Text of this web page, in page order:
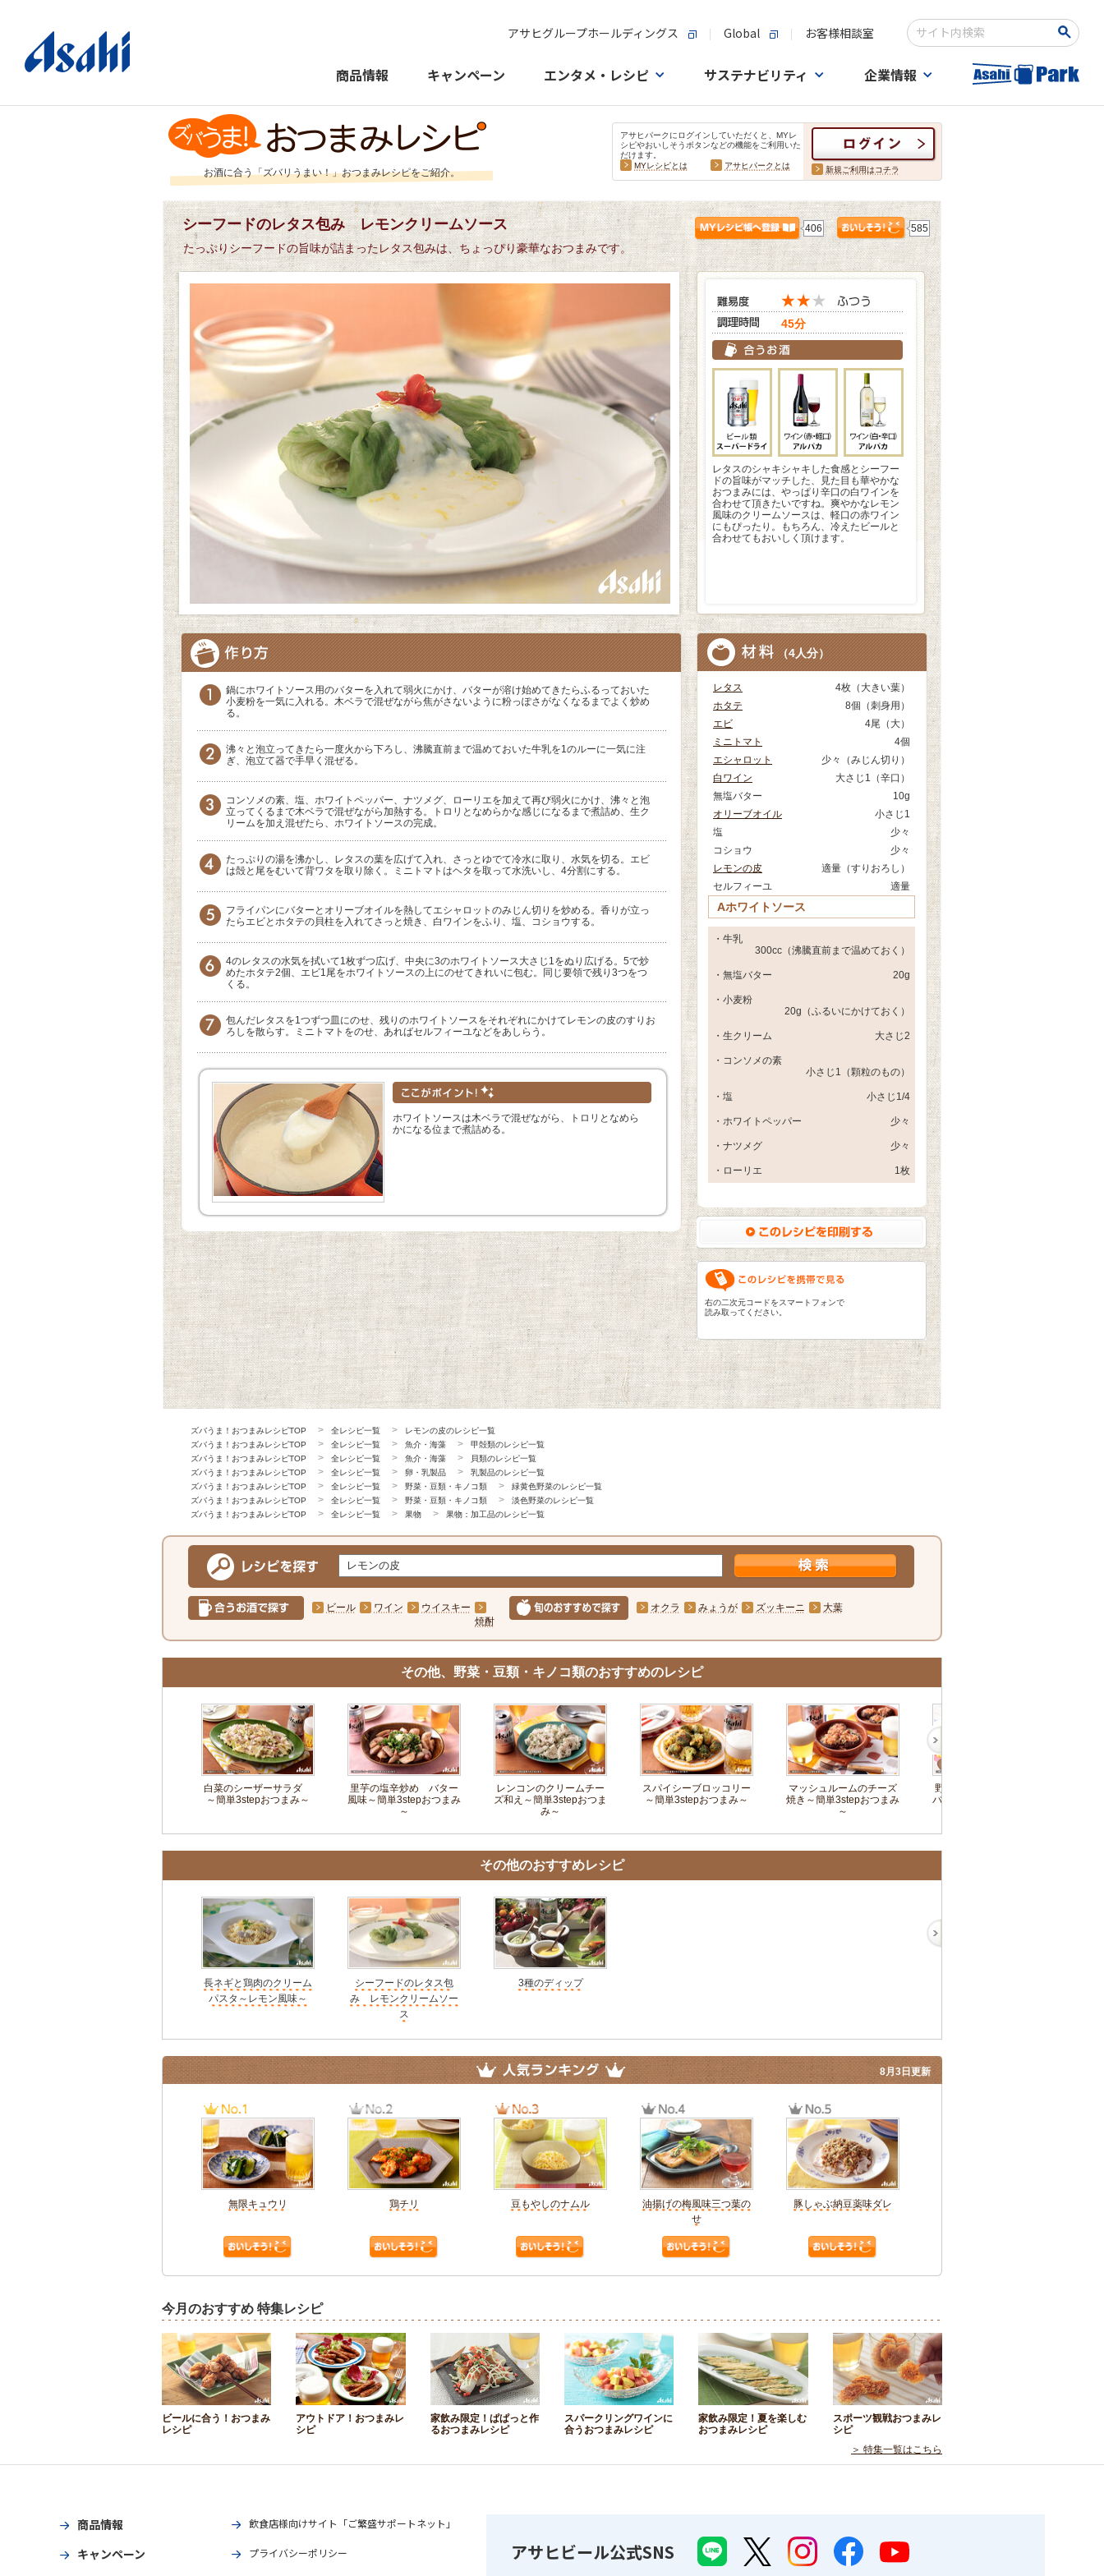
アサヒグループホールディングス Global お客様相談室
検索キーワード入力
商品情報 キャンペーン エンタメ・レシピ サステナビリティ 企業情報
お酒に合う「ズバリうまい！」おつまみレシピをご紹介。
アサヒパークにログインしていただくと、MYレ
シピやおいしそうボタンなどの機能をご利用いた
だけます。
MYレシピとは
アサヒパークとは 新規ご利用はコチラ
シーフードのレタス包み レモンクリームソース 406 585
たっぷりシーフードの旨味が詰まったレタス包みは、ちょっぴり豪華なおつまみです。
45分
レタスのシャキシャキした食感とシーフー
ドの旨味がマッチした、見た目も華やかな
おつまみには、やっぱり辛口の白ワインを
合わせて頂きたいですね。爽やかなレモン
風味のクリームソースは、軽口の赤ワイン
にもぴったり。もちろん、冷えたビールと
合わせてもおいしく頂けます。
鍋にホワイトソース用のバターを入れて弱火にかけ、バターが溶け始めてきたらふるっておいた
小麦粉を一気に入れる。木ベラで混ぜながら焦がさないように粉っぽさがなくなるまでよく炒め
る。
沸々と泡立ってきたら一度火から下ろし、沸騰直前まで温めておいた牛乳を1のルーに一気に注
ぎ、泡立て器で手早く混ぜる。
コンソメの素、塩、ホワイトペッパー、ナツメグ、ローリエを加えて再び弱火にかけ、沸々と泡
立ってくるまで木ベラで混ぜながら加熱する。トロリとなめらかな感じになるまで煮詰め、生ク
リームを加え混ぜたら、ホワイトソースの完成。
たっぷりの湯を沸かし、レタスの葉を広げて入れ、さっとゆでて冷水に取り、水気を切る。エビ
は殻と尾をむいて背ワタを取り除く。ミニトマトはヘタを取って水洗いし、4分割にする。
フライパンにバターとオリーブオイルを熱してエシャロットのみじん切りを炒める。香りが立っ
たらエビとホタテの貝柱を入れてさっと焼き、白ワインをふり、塩、コショウする。
4のレタスの水気を拭いて1枚ずつ広げ、中央に3のホワイトソース大さじ1をぬり広げる。5で炒
めたホタテ2個、エビ1尾をホワイトソースの上にのせてきれいに包む。同じ要領で残り3つをつ
くる。
包んだレタスを1つずつ皿にのせ、残りのホワイトソースをそれぞれにかけてレモンの皮のすりお
ろしを散らす。ミニトマトをのせ、あればセルフィーユなどをあしらう。
ホワイトソースは木ベラで混ぜながら、トロリとなめら
かになる位まで煮詰める。
（4人分）
レタス
4枚（大きい葉）
ホタテ
8個（刺身用）
エビ
4尾（大）
ミニトマト
4個
エシャロット
少々（みじん切り）
白ワイン
大さじ1（辛口）
無塩バター
10g
オリーブオイル
小さじ1
塩
少々
コショウ
少々
レモンの皮
適量（すりおろし）
セルフィーユ
適量
Aホワイトソース
・牛乳
300cc（沸騰直前まで温めておく）
・無塩バター 20g
・小麦粉
20g（ふるいにかけておく）
・生クリーム 大さじ2
・コンソメの素
小さじ1（顆粒のもの）
・塩 小さじ1/4
・ホワイトペッパー 少々
・ナツメグ 少々
・ローリエ 1枚
右の二次元コードをスマートフォンで
読み取ってください。
ズバうま！おつまみレシピTOP 全レシピ一覧
レモンの皮のレシピ一覧
ズバうま！おつまみレシピTOP
全レシピ一覧 魚介・海藻
甲殻類のレシピ一覧
ズバうま！おつまみレシピTOP
全レシピ一覧 魚介・海藻
貝類のレシピ一覧
ズバうま！おつまみレシピTOP
全レシピ一覧 卵・乳製品
乳製品のレシピ一覧
ズバうま！おつまみレシピTOP
全レシピ一覧 野菜・豆類・キノコ類
緑黄色野菜のレシピ一覧
ズバうま！おつまみレシピTOP
全レシピ一覧 野菜・豆類・キノコ類
淡色野菜のレシピ一覧
ズバうま！おつまみレシピTOP
全レシピ一覧 果物 果物：加工品のレシピ一覧
ビール ワイン
ウイスキー
焼酎
オクラ みょうが ズッキーニ 大葉
その他、野菜・豆類・キノコ類のおすすめのレシピ
白菜のシーザーサラダ
～簡単3stepおつまみ～
里芋の塩辛炒め バター
風味～簡単3stepおつまみ
～
レンコンのクリームチー
ズ和え～簡単3stepおつま
み～
スパイシーブロッコリー
～簡単3stepおつまみ～
マッシュルームのチーズ
焼き～簡単3stepおつまみ
～
野菜たっぷり焼肉ビビン
バチャーハン～簡単3step
その他のおすすめレシピ
長ネギと鶏肉のクリーム
パスタ～レモン風味～
シーフードのレタス包
み レモンクリームソー
ス
3種のディップ
無限キュウリ 鶏チリ 豆もやしのナムル
油揚げの梅風味三つ葉の
せ
豚しゃぶ納豆薬味ダレ
8月3日更新
今月のおすすめ 特集レシピ
ビールに合う！おつまみ
レシピ
アウトドア！おつまみレ
シピ
家飲み限定！ぱぱっと作
るおつまみレシピ
スパークリングワインに
合うおつまみレシピ
家飲み限定！夏を楽しむ
おつまみレシピ
スポーツ観戦おつまみレ
シピ
＞ 特集一覧はこちら
商品情報
キャンペーン
飲食店様向けサイト「ご繁盛サポートネット」
プライバシーポリシー アサヒビール公式SNS